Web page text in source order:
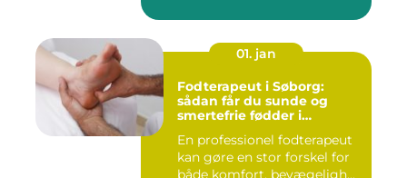
01. jan
Fodterapeut i Søborg:
sådan får du sunde og
smertefrie fødder i
En professionel fodterapeut
kan gøre en stor forskel for
både komfort, bevægeligh...